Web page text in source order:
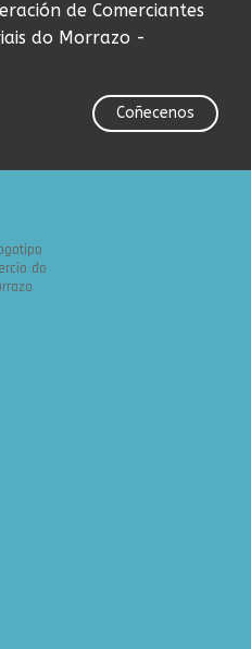
de Comerciantes
do Morrazo -
Coñecenos